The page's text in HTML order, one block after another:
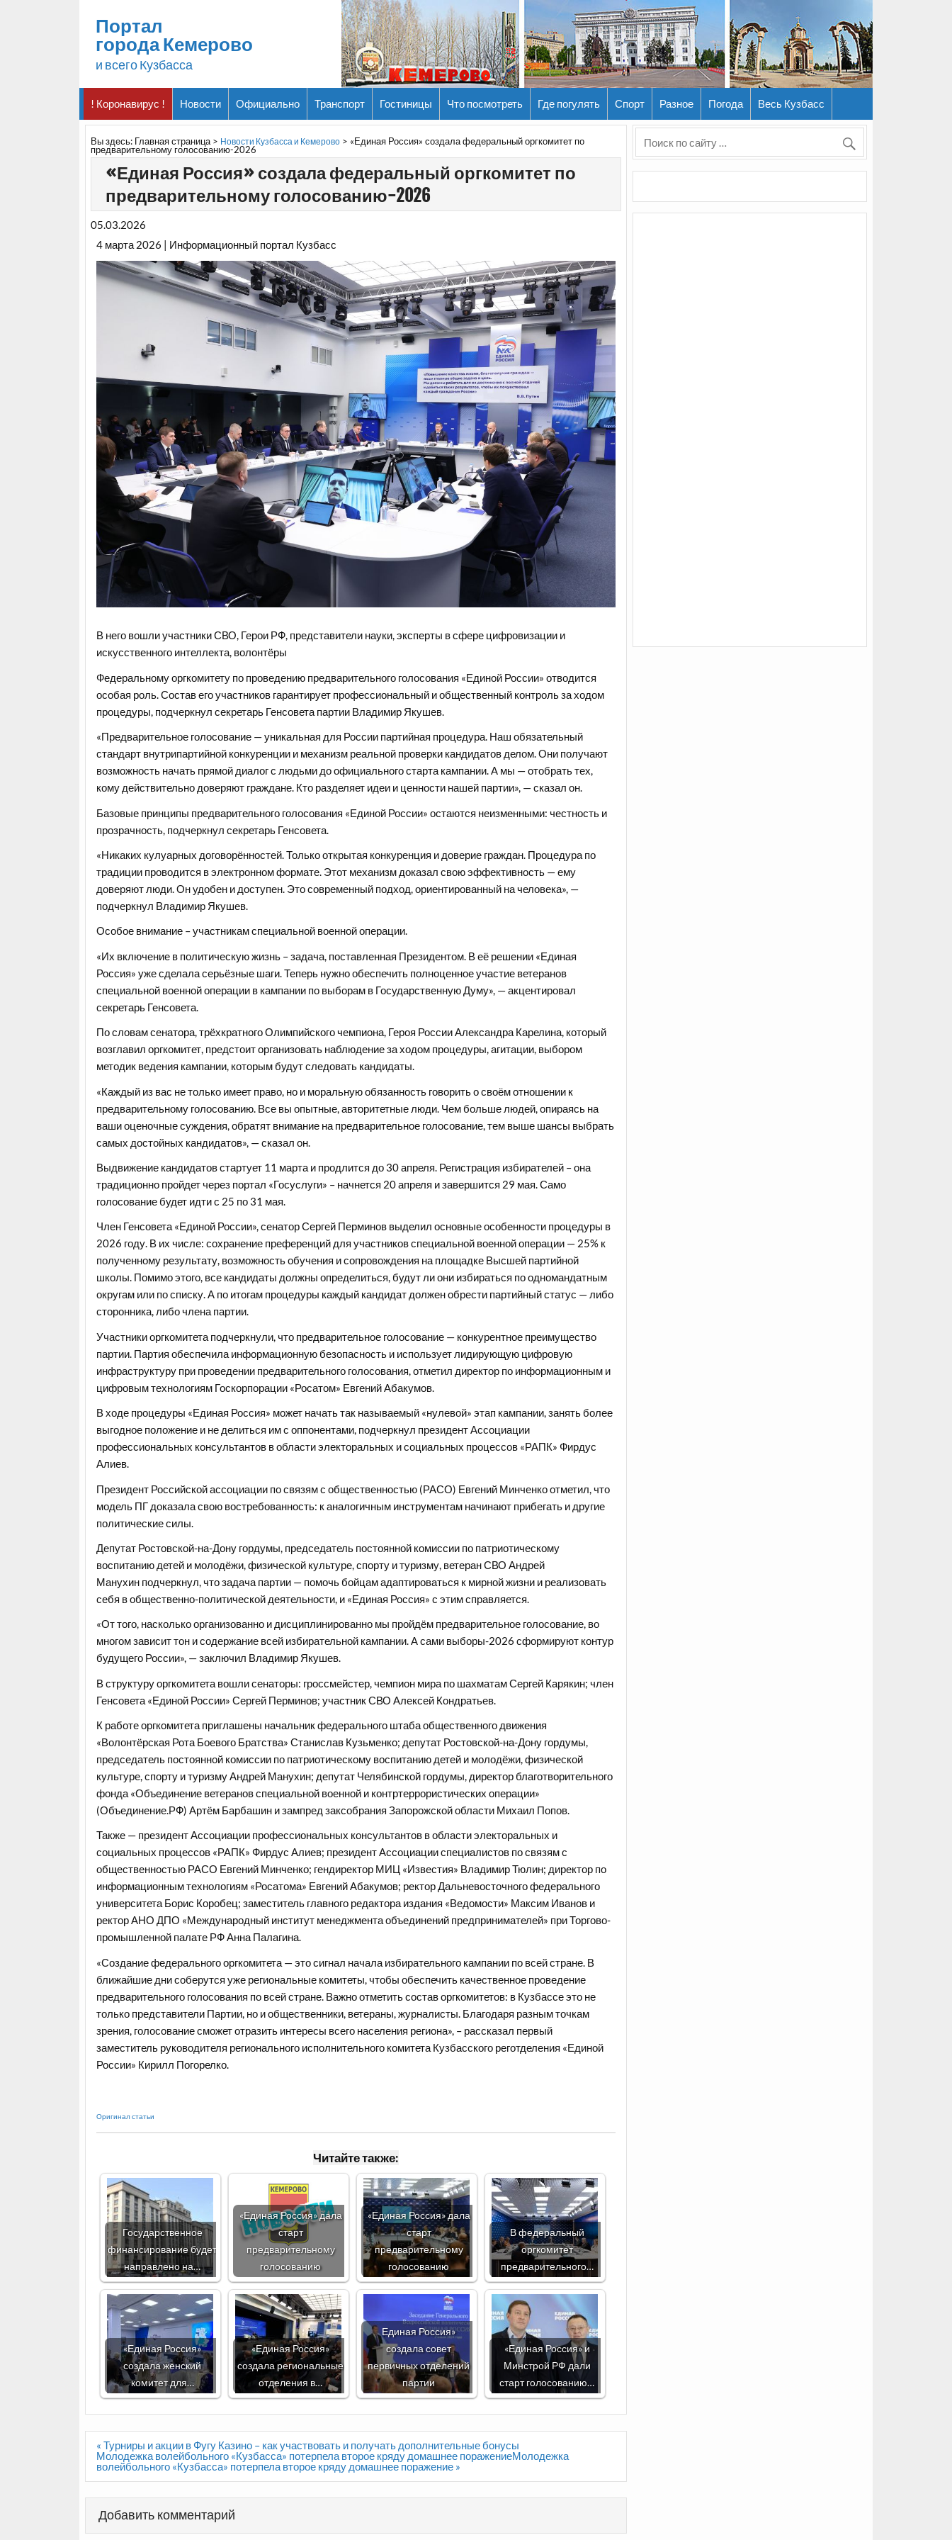
Портал
города Кемерово
и всего Кузбасса
! Коронавирус ! Новости Официально Транспорт Гостиницы Что посмотреть Где погулять Спорт Разное Погода Весь Кузбасс
Вы здесь: Главная страница> Новости Кузбасса и Кемерово > «Единая Россия» создала федеральный оргкомитет по
предварительному голосованию-2026
«Единая Россия» создала федеральный оргкомитет по
предварительному голосованию-2026
05.03.2026
4 марта 2026 | Информационный портал Кузбасс
В него вошли участники СВО, Герои РФ, представители науки, эксперты в сфере цифровизации и
искусственного интеллекта, волонтёры
Федеральному оргкомитету по проведению предварительного голосования «Единой России» отводится
особая роль. Состав его участников гарантирует профессиональный и общественный контроль за ходом
процедуры, подчеркнул секретарь Генсовета партии Владимир Якушев.
«Предварительное голосование — уникальная для России партийная процедура. Наш обязательный
стандарт внутрипартийной конкуренции и механизм реальной проверки кандидатов делом. Они получают
возможность начать прямой диалог с людьми до официального старта кампании. А мы — отобрать тех,
кому действительно доверяют граждане. Кто разделяет идеи и ценности нашей партии», — сказал он.
Базовые принципы предварительного голосования «Единой России» остаются неизменными: честность и
прозрачность, подчеркнул секретарь Генсовета.
«Никаких кулуарных договорённостей. Только открытая конкуренция и доверие граждан. Процедура по
традиции проводится в электронном формате. Этот механизм доказал свою эффективность — ему
доверяют люди. Он удобен и доступен. Это современный подход, ориентированный на человека», —
подчеркнул Владимир Якушев.
Особое внимание – участникам специальной военной операции.
«Их включение в политическую жизнь – задача, поставленная Президентом. В её решении «Единая
Россия» уже сделала серьёзные шаги. Теперь нужно обеспечить полноценное участие ветеранов
специальной военной операции в кампании по выборам в Государственную Думу», — акцентировал
секретарь Генсовета.
По словам сенатора, трёхкратного Олимпийского чемпиона, Героя России Александра Карелина, который
возглавил оргкомитет, предстоит организовать наблюдение за ходом процедуры, агитации, выбором
методик ведения кампании, которым будут следовать кандидаты.
«Каждый из вас не только имеет право, но и моральную обязанность говорить о своём отношении к
предварительному голосованию. Все вы опытные, авторитетные люди. Чем больше людей, опираясь на
ваши оценочные суждения, обратят внимание на предварительное голосование, тем выше шансы выбрать
самых достойных кандидатов», — сказал он.
Выдвижение кандидатов стартует 11 марта и продлится до 30 апреля. Регистрация избирателей – она
традиционно пройдет через портал «Госуслуги» – начнется 20 апреля и завершится 29 мая. Само
голосование будет идти с 25 по 31 мая.
Член Генсовета «Единой России», сенатор Сергей Перминов выделил основные особенности процедуры в
2026 году. В их числе: сохранение преференций для участников специальной военной операции — 25% к
полученному результату, возможность обучения и сопровождения на площадке Высшей партийной
школы. Помимо этого, все кандидаты должны определиться, будут ли они избираться по одномандатным
округам или по списку. А по итогам процедуры каждый кандидат должен обрести партийный статус — либо
сторонника, либо члена партии.
Участники оргкомитета подчеркнули, что предварительное голосование — конкурентное преимущество
партии. Партия обеспечила информационную безопасность и использует лидирующую цифровую
инфраструктуру при проведении предварительного голосования, отметил директор по информационным и
цифровым технологиям Госкорпорации «Росатом» Евгений Абакумов.
В ходе процедуры «Единая Россия» может начать так называемый «нулевой» этап кампании, занять более
выгодное положение и не делиться им с оппонентами, подчеркнул президент Ассоциации
профессиональных консультантов в области электоральных и социальных процессов «РАПК» Фирдус
Алиев.
Президент Российской ассоциации по связям с общественностью (РАСО) Евгений Минченко отметил, что
модель ПГ доказала свою востребованность: к аналогичным инструментам начинают прибегать и другие
политические силы.
Депутат Ростовской-на-Дону гордумы, председатель постоянной комиссии по патриотическому
воспитанию детей и молодёжи, физической культуре, спорту и туризму, ветеран СВО Андрей
Манухин подчеркнул, что задача партии — помочь бойцам адаптироваться к мирной жизни и реализовать
себя в общественно-политической деятельности, и «Единая Россия» с этим справляется.
«От того, насколько организованно и дисциплинированно мы пройдём предварительное голосование, во
многом зависит тон и содержание всей избирательной кампании. А сами выборы-2026 сформируют контур
будущего России», — заключил Владимир Якушев.
В структуру оргкомитета вошли сенаторы: гроссмейстер, чемпион мира по шахматам Сергей Карякин; член
Генсовета «Единой России» Сергей Перминов; участник СВО Алексей Кондратьев.
К работе оргкомитета приглашены начальник федерального штаба общественного движения
«Волонтёрская Рота Боевого Братства» Станислав Кузьменко; депутат Ростовской-на-Дону гордумы,
председатель постоянной комиссии по патриотическому воспитанию детей и молодёжи, физической
культуре, спорту и туризму Андрей Манухин; депутат Челябинской гордумы, директор благотворительного
фонда «Объединение ветеранов специальной военной и контртеррористических операции»
(Объединение.РФ) Артём Барбашин и зампред заксобрания Запорожской области Михаил Попов.
Также — президент Ассоциации профессиональных консультантов в области электоральных и
социальных процессов «РАПК» Фирдус Алиев; президент Ассоциации специалистов по связям с
общественностью РАСО Евгений Минченко; гендиректор МИЦ «Известия» Владимир Тюлин; директор по
информационным технологиям «Росатома» Евгений Абакумов; ректор Дальневосточного федерального
университета Борис Коробец; заместитель главного редактора издания «Ведомости» Максим Иванов и
ректор АНО ДПО «Международный институт менеджмента объединений предпринимателей» при Торгово-
промышленной палате РФ Анна Палагина.
«Создание федерального оргкомитета — это сигнал начала избирательного кампании по всей стране. В
ближайшие дни соберутся уже региональные комитеты, чтобы обеспечить качественное проведение
предварительного голосования по всей стране. Важно отметить состав оргкомитетов: в Кузбассе это не
только представители Партии, но и общественники, ветераны, журналисты. Благодаря разным точкам
зрения, голосование сможет отразить интересы всего населения региона», – рассказал первый
заместитель руководителя регионального исполнительного комитета Кузбасского реготделения «Единой
России» Кирилл Погорелко.
Оригинал статьи
Читайте также:
Государственное
финансирование будет
направлено на…
«Единая Россия» дала
старт
предварительному
голосованию
«Единая Россия» дала
старт
предварительному
голосованию
В федеральный
оргкомитет
предварительного…
«Единая Россия»
создала женский
комитет для…
«Единая Россия»
создала региональные
отделения в…
Единая Россия»
создала совет
первичных отделений
партии
«Единая Россия» и
Минстрой РФ дали
старт голосованию…
Навигация
по
записям
« Турниры и акции в Фугу Казино – как участвовать и получать дополнительные бонусы
Молодежка волейбольного «Кузбасса» потерпела второе кряду домашнее поражениеМолодежка
волейбольного «Кузбасса» потерпела второе кряду домашнее поражение »
Добавить комментарий